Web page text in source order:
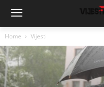
Home Vijesti